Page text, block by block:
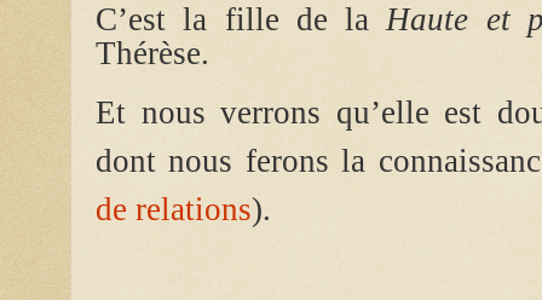
C’est la fille de laHaute et
Thérèse.
Et nous verrons qu’elle est
dont nous ferons la
de relations).